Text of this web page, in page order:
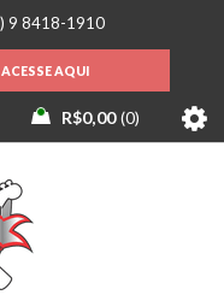
9 8418-1910
AQUI
R$0,00 0